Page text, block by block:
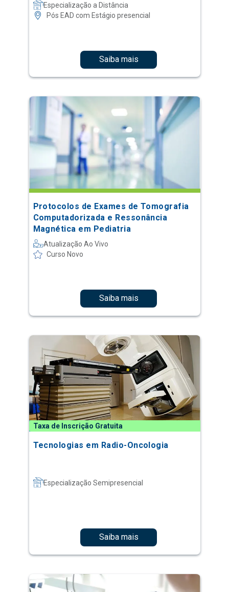
Especialização a Distância
Pós EAD com Estágio presencial
Saiba mais
Protocolos de Exames de Tomografia
Computadorizada e Ressonância
Magnética em Pediatria
Atualização Ao Vivo
Curso Novo
Saiba mais
Taxa de Inscrição Gratuita
Tecnologias em Radio-Oncologia
Especialização Semipresencial
Saiba mais